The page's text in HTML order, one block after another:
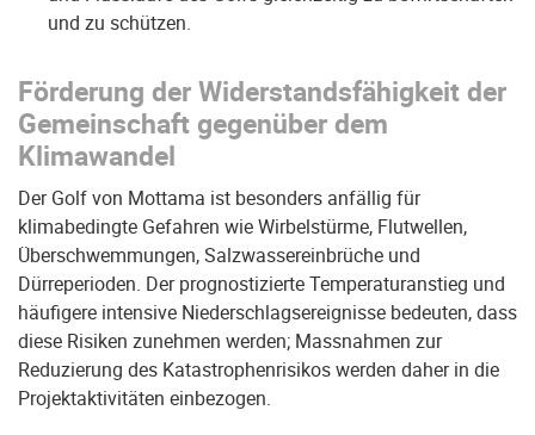
und zu schützen.
Förderung der Widerstandsfähigkeit der
Gemeinschaft gegenüber dem
Klimawandel
Der Golf von Mottama ist besonders anfällig für
klimabedingte Gefahren wie Wirbelstürme, Flutwellen,
Überschwemmungen, Salzwassereinbrüche und
Dürreperioden. Der prognostizierte Temperaturanstieg und
häufigere intensive Niederschlagsereignisse bedeuten, dass
diese Risiken zunehmen werden; Massnahmen zur
Reduzierung des Katastrophenrisikos werden daher in die
Projektaktivitäten einbezogen.